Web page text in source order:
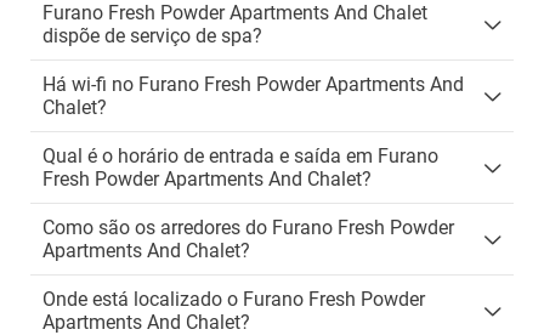
Furano Fresh Powder Apartments And Chalet
dispõe de serviço de spa?
Há wi-fi no Furano Fresh Powder Apartments And
Chalet?
Qual é o horário de entrada e saída em Furano
Fresh Powder Apartments And Chalet?
Como são os arredores do Furano Fresh Powder
Apartments And Chalet?
Onde está localizado o Furano Fresh Powder
Apartments And Chalet?